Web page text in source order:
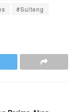
#Sulteng